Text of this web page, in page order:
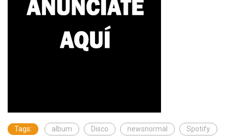
Tags: album Disco newsnormal Spotify